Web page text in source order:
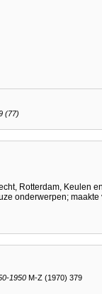
(77)
Rotterdam, Keulen
onderwerpen;
1950 M-Z (1970) 379